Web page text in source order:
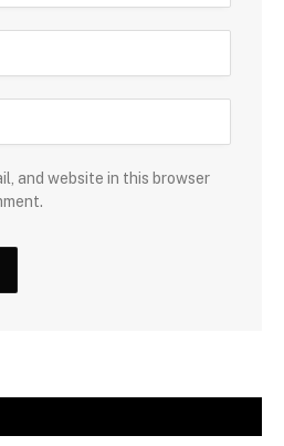
and website in this browser